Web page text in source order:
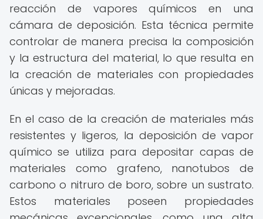
reacción de vapores químicos en una
cámara de deposición. Esta técnica permite
controlar de manera precisa la composición
y la estructura del material, lo que resulta en
la creación de materiales con propiedades
únicas y mejoradas.
En el caso de la creación de materiales más
resistentes y ligeros, la deposición de vapor
químico se utiliza para depositar capas de
materiales como grafeno, nanotubos de
carbono o nitruro de boro, sobre un sustrato.
Estos materiales poseen propiedades